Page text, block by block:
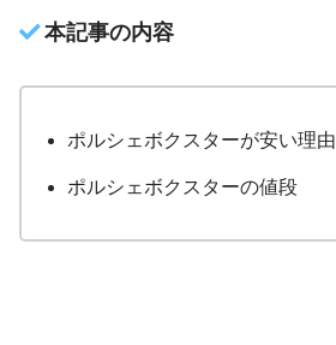
本記事の内容
ポルシェボクスターが安い理由
ポルシェボクスターの値段